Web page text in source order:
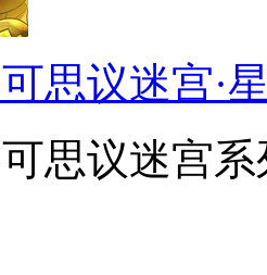
思议迷宫·
思议迷宫系